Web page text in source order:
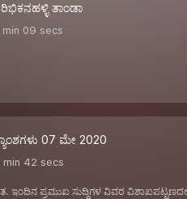
ತಾಂಡಾ
min 09 secs
07 ಮೇ 2020
min 42 secs
ಇಂದಿನ ಪ್ರಮುಖ ಸುದ್ದಿಗಳ ವಿವರ